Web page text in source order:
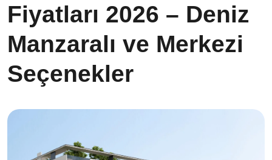
Fiyatları 2026 – Deniz
Manzaralı ve Merkezi
Seçenekler